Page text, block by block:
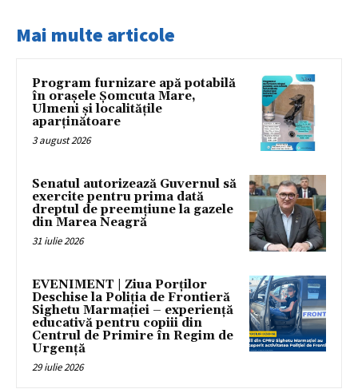
Mai multe articole
Program furnizare apă potabilă
în orașele Șomcuta Mare,
Ulmeni și localitățile
aparținătoare
3 august 2026
Senatul autorizează Guvernul să
exercite pentru prima dată
dreptul de preemțiune la gazele
din Marea Neagră
31 iulie 2026
EVENIMENT | Ziua Porților
Deschise la Poliția de Frontieră
Sighetu Marmației – experiență
educativă pentru copiii din
Centrul de Primire în Regim de
Urgență
29 iulie 2026